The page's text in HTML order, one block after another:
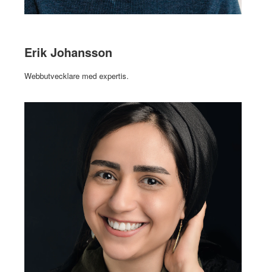
Erik Johansson
Webbutvecklare med expertis.